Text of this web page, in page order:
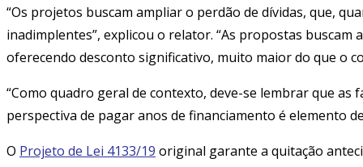
“Os projetos buscam ampliar o perdão de dívidas, que,
inadimplentes”, explicou o relator. “As propostas
oferecendo desconto significativo, muito maior do que o
“Como quadro geral de contexto, deve-se lembrar que as
perspectiva de pagar anos de financiamento é elemento
O Projeto de Lei 4133/19 original garante a quitação